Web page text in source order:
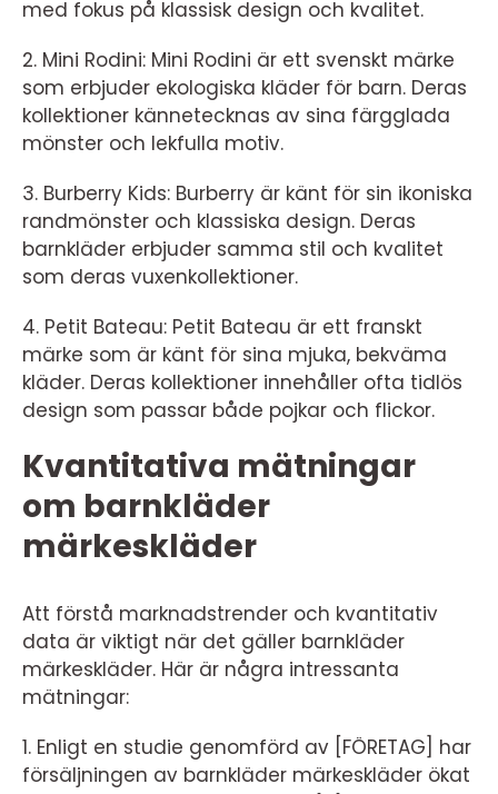
med fokus på klassisk design och kvalitet.
2. Mini Rodini: Mini Rodini är ett svenskt märke
som erbjuder ekologiska kläder för barn. Deras
kollektioner kännetecknas av sina färgglada
mönster och lekfulla motiv.
3. Burberry Kids: Burberry är känt för sin ikoniska
randmönster och klassiska design. Deras
barnkläder erbjuder samma stil och kvalitet
som deras vuxenkollektioner.
4. Petit Bateau: Petit Bateau är ett franskt
märke som är känt för sina mjuka, bekväma
kläder. Deras kollektioner innehåller ofta tidlös
design som passar både pojkar och flickor.
Kvantitativa mätningar
om barnkläder
märkeskläder
Att förstå marknadstrender och kvantitativ
data är viktigt när det gäller barnkläder
märkeskläder. Här är några intressanta
mätningar:
1. Enligt en studie genomförd av [FÖRETAG] har
försäljningen av barnkläder märkeskläder ökat